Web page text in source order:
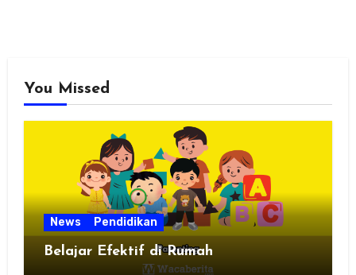
You Missed
News Pendidikan
Belajar Efektif di Rumah